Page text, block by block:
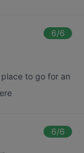
6/6
to go for an
6/6